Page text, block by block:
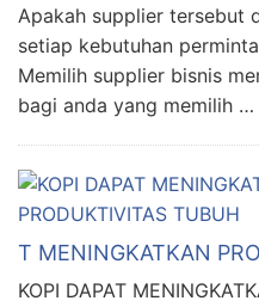
Apakah supplier tersebut
setiap kebutuhan
Memilih supplier bisnis
bagi anda yang memilih …
T MENINGKATKAN
KOPI DAPAT